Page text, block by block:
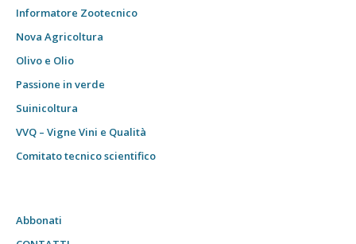
Informatore Zootecnico
Nova Agricoltura
Olivo e Olio
Passione in verde
Suinicoltura
VVQ – Vigne Vini e Qualità
Comitato tecnico scientifico
Abbonati